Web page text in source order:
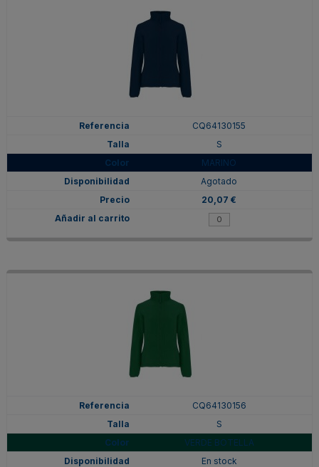
CQ64130155
S
MARINO
Agotado
20,07 €
CQ64130156
S
VERDE BOTELLA
En stock